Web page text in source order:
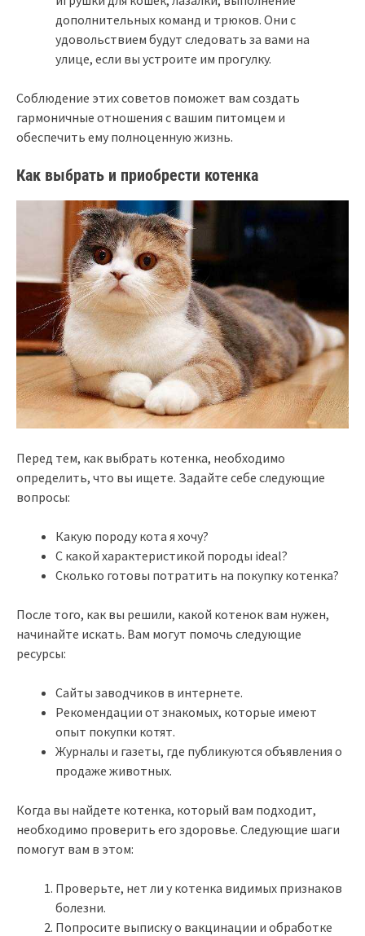
дополнительных команд и трюков. Они с
удовольствием будут следовать за вами на
улице, если вы устроите им прогулку.
Соблюдение этих советов поможет вам создать
гармоничные отношения с вашим питомцем и
обеспечить ему полноценную жизнь.
Как выбрать и приобрести котенка
Перед тем, как выбрать котенка, необходимо
определить, что вы ищете. Задайте себе следующие
вопросы:
Какую породу кота я хочу?
С какой характеристикой породы ideal?
Сколько готовы потратить на покупку котенка?
После того, как вы решили, какой котенок вам нужен,
начинайте искать. Вам могут помочь следующие
ресурсы:
Сайты заводчиков в интернете.
Рекомендации от знакомых, которые имеют
опыт покупки котят.
Журналы и газеты, где публикуются объявления о
продаже животных.
Когда вы найдете котенка, который вам подходит,
необходимо проверить его здоровье. Следующие шаги
помогут вам в этом:
Проверьте, нет ли у котенка видимых признаков
болезни.
Попросите выписку о вакцинации и обработке